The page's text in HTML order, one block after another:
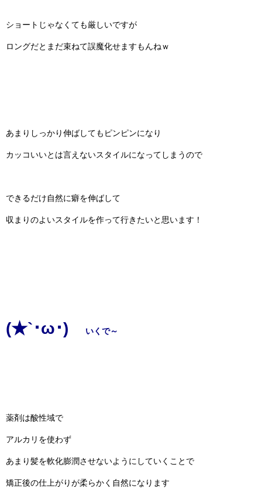
ショートじゃなくても厳しいですが
ロングだとまだ束ねて誤魔化せますもんねｗ
あまりしっかり伸ばしてもピンピンになり
カッコいいとは言えないスタイルになってしまうので
できるだけ自然に癖を伸ばして
収まりのよいスタイルを作って行きたいと思います！
(★`･ω･)ゞ いくで～
薬剤は酸性域で
アルカリを使わず
あまり髪を軟化膨潤させないようにしていくことで
矯正後の仕上がりが柔らかく自然になります